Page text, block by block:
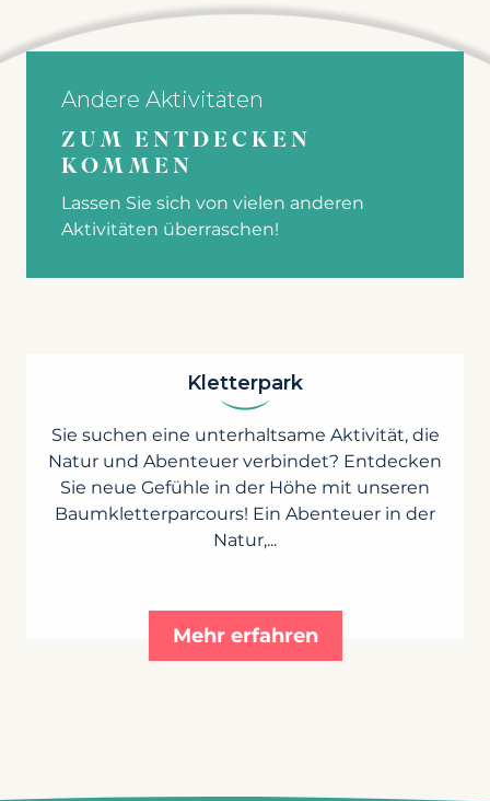
Andere Aktivitäten
ZUM ENTDECKEN
KOMMEN
Lassen Sie sich von vielen anderen
Aktivitäten überraschen!
Kletterpark
Sie suchen eine unterhaltsame Aktivität, die
Natur und Abenteuer verbindet? Entdecken
Sie neue Gefühle in der Höhe mit unseren
Baumkletterparcours! Ein Abenteuer in der
Natur,...
Mehr erfahren